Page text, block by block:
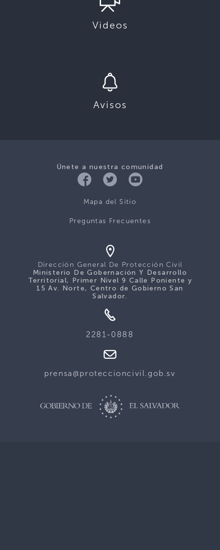
Videos
Avisos
Únete a nuestra comunidad
Mapa del Sitio
Preguntas Frecuentes
Dirección General De Protección Civil
Ministerio De Gobernación Y Desarrollo
Territorial, Primer Nivel 9 Calle Poniente y
15 Av. Norte, Centro de Gobierno San
Salvador.
2281-0888
prensa@proteccioncivil.gob.sv